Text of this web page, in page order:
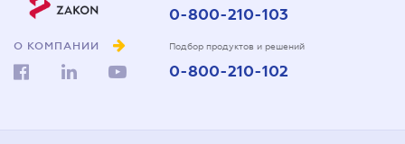
О КОМПАНИИ
0-800-210-103
Подбор продуктов и решений
0-800-210-102